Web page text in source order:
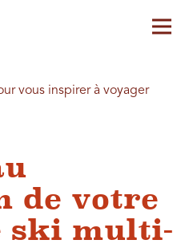
vous inspirer à voyager
de votre
ski multi-